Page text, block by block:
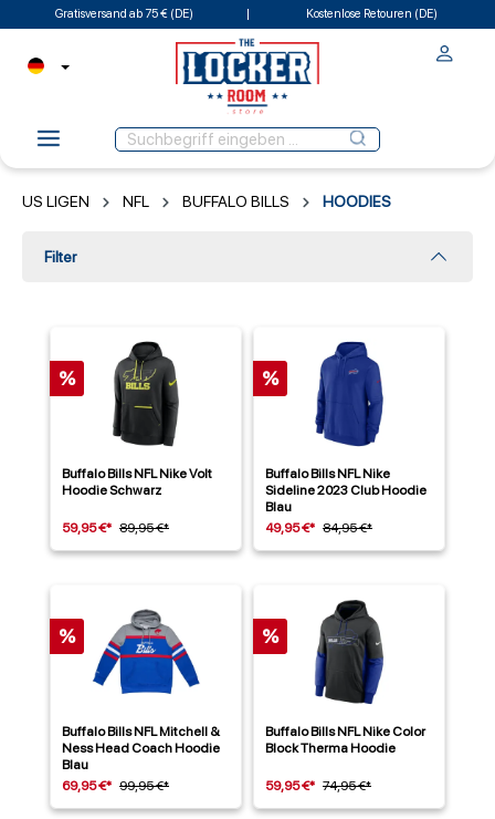
Gratisversand ab 75 € (DE) Kostenlose Retouren (DE)
US LIGEN NFL BUFFALO BILLS HOODIES
Filter
%
Buffalo Bills NFL Nike Volt
Hoodie Schwarz
59,95 €* 89,95 €*
%
Buffalo Bills NFL Nike
Sideline 2023 Club Hoodie
Blau
49,95 €* 84,95 €*
%
Buffalo Bills NFL Mitchell &
Ness Head Coach Hoodie
Blau
69,95 €* 99,95 €*
%
Buffalo Bills NFL Nike Color
Block Therma Hoodie
59,95 €* 74,95 €*